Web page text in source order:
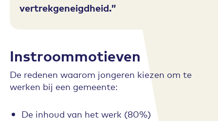
vertrekgeneigdheid.
Instroommotieven
De redenen waarom jongeren kiezen om te
werken bij een gemeente:
De inhoud van het werk (80%)